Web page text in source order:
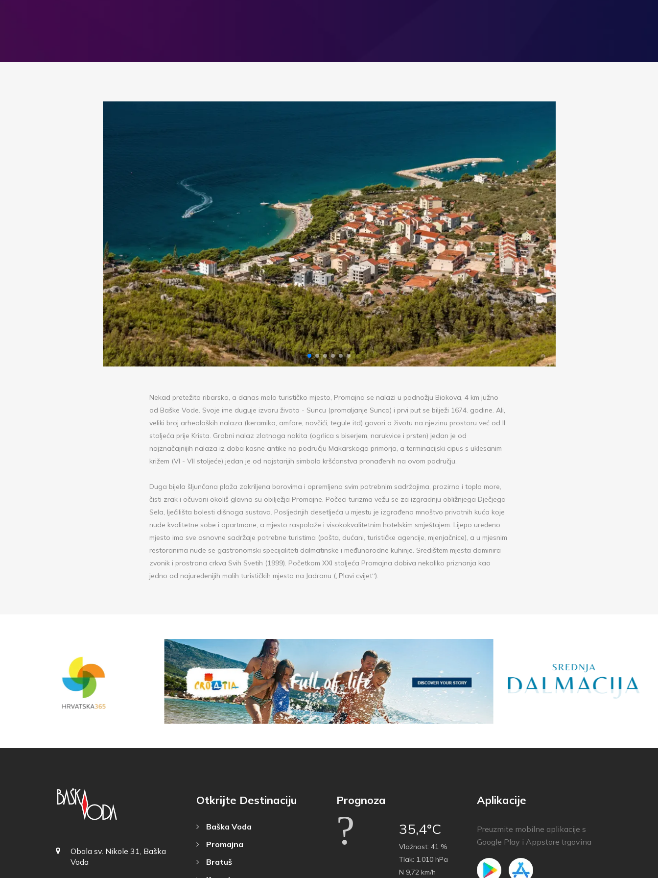
Nekad pretežito ribarsko, a danas malo turističko mjesto, Promajna se nalazi u podnožju Biokova, 4 km južno
od Baške Vode. Svoje ime duguje izvoru života - Suncu (promaljanje Sunca) i prvi put se bilježi 1674. godine. Ali,
veliki broj arheoloških nalaza (keramika, amfore, novčići, tegule itd) govori o životu na njezinu prostoru već od II
stoljeća prije Krista. Grobni nalaz zlatnoga nakita (ogrlica s biserjem, narukvice i prsten) jedan je od
najznačajnijih nalaza iz doba kasne antike na području Makarskoga primorja, a terminacijski cipus s uklesanim
križem (VI - VII stoljeće) jedan je od najstarijih simbola kršćanstva pronađenih na ovom području.
Duga bijela šljunčana plaža zakriljena borovima i opremljena svim potrebnim sadržajima, prozirno i toplo more,
čisti zrak i očuvani okoliš glavna su obilježja Promajne. Počeci turizma vežu se za izgradnju obližnjega Dječjega
Sela, lječilišta bolesti dišnoga sustava. Posljednjih desetljeća u mjestu je izgrađeno mnoštvo privatnih kuća koje
nude kvalitetne sobe i apartmane, a mjesto raspolaže i visokokvalitetnim hotelskim smještajem. Lijepo uređeno
mjesto ima sve osnovne sadržaje potrebne turistima (pošta, dućani, turističke agencije, mjenjačnice), a u mjesnim
restoranima nude se gastronomski specijaliteti dalmatinske i međunarodne kuhinje. Središtem mjesta dominira
zvonik i prostrana crkva Svih Svetih (1999). Početkom XXI stoljeća Promajna dobiva nekoliko priznanja kao
jedno od najuređenijih malih turističkih mjesta na Jadranu („Plavi cvijet“).
Obala sv. Nikole 31, Baška
Voda
Otkrijte Destinaciju
Baška Voda
Promajna
Bratuš
Prognoza
35,4°C
Vlažnost: 41 %
Tlak: 1.010 hPa
N 9,72 km/h
Aplikacije
Preuzmite mobilne aplikacije s
Google Play i Appstore trgovina